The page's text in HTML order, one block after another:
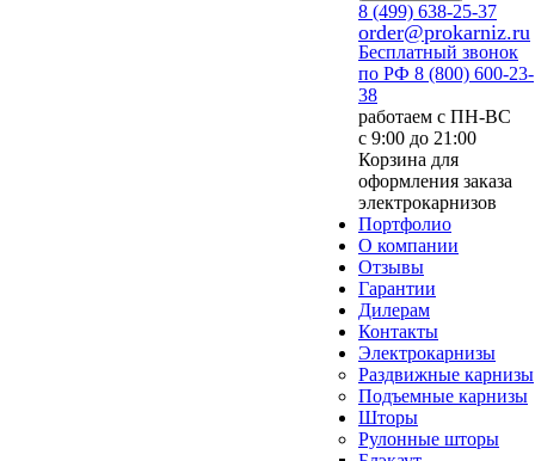
8 (499) 638-25-37
order@prokarniz.ru
Бесплатный звонок
по РФ 8 (800) 600-23-
38
работаем с ПН-ВС
с 9:00 до 21:00
Корзина для
оформления заказа
электрокарнизов
Портфолио
О компании
Отзывы
Гарантии
Дилерам
Контакты
Электрокарнизы
Раздвижные карнизы
Подъемные карнизы
Шторы
Рулонные шторы